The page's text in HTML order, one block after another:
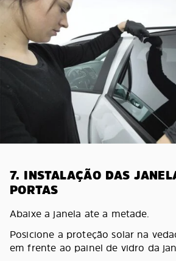
7. INSTALAÇÃO DAS
PORTAS
Abaixe a janela ate a metade.
Posicione a proteção solar na
em frente ao painel de vidro da